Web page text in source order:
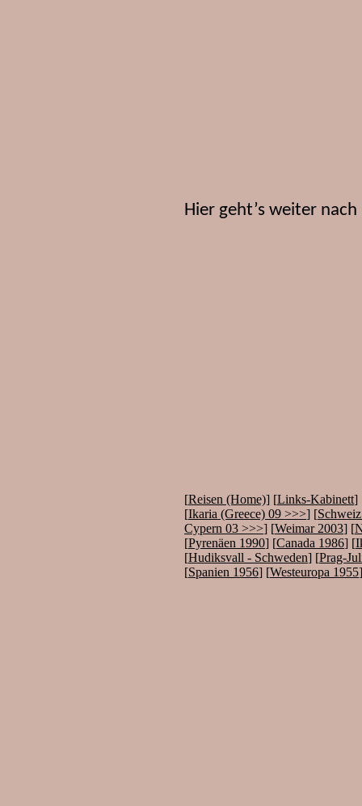
Hier geht’s weiter nach
[Reisen (Home)] [Links-Kabinett]
[Ikaria (Greece) 09 >>>] [
Cypern 03 >>>] [Weimar 2003] [
[Pyrenäen 1990] [Canada 1986] [
[Hudiksvall - Schweden] [Prag-
[Spanien 1956] [Westeuropa 1955]